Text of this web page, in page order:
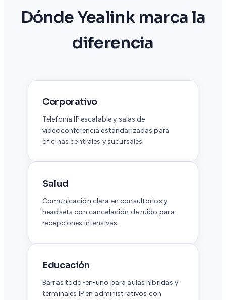
Dónde Yealink marca la
diferencia
Corporativo
Telefonía IP escalable y salas de
videoconferencia estandarizadas para
oficinas centrales y sucursales.
Salud
Comunicación clara en consultorios y
headsets con cancelación de ruido para
recepciones intensivas.
Educación
Barras todo-en-uno para aulas híbridas y
terminales IP en administrativos con